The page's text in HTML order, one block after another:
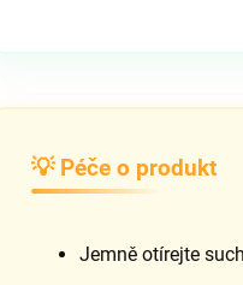
💡 Péče o produkt
Jemně otírejte